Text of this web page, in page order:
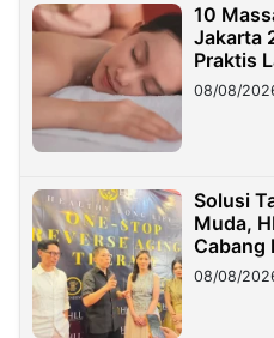
10
Jakarta
Praktis
08/08/
Solusi
Muda,
Cabang
08/08/